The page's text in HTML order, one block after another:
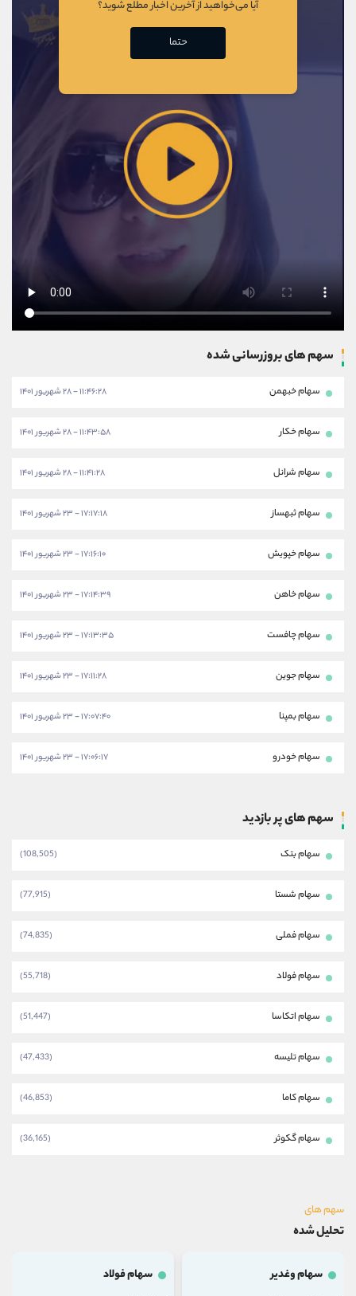
سهم های بروزرسانی شده
سهام خبهمن ۱۱:۴۶:۲۸ - ۲۸ شهریور ۱۴۰۱
سهام خکار ۱۱:۴۳:۵۸ - ۲۸ شهریور ۱۴۰۱
سهام شرانل ۱۱:۴۱:۲۸ - ۲۸ شهریور ۱۴۰۱
سهام ثبهساز ۱۷:۱۷:۱۸ - ۲۳ شهریور ۱۴۰۱
سهام خپویش ۱۷:۱۶:۱۰ - ۲۳ شهریور ۱۴۰۱
سهام خاهن ۱۷:۱۴:۳۹ - ۲۳ شهریور ۱۴۰۱
سهام چافست ۱۷:۱۳:۳۵ - ۲۳ شهریور ۱۴۰۱
سهام جوین ۱۷:۱۱:۲۸ - ۲۳ شهریور ۱۴۰۱
سهام بمپنا ۱۷:۰۷:۴۰ - ۲۳ شهریور ۱۴۰۱
سهام خودرو ۱۷:۰۶:۱۷ - ۲۳ شهریور ۱۴۰۱
سهم های پر بازدید
سهام بتک (108,505)
سهام شستا (77,915)
سهام فملی (74,835)
سهام فولاد (55,718)
سهام اتکاسا (51,447)
سهام تلیسه (47,433)
سهام کاما (46,853)
سهام گکوثر (36,165)
سهم های
تحلیل شده
سهام وغدیر سهام فولاد
آیا می‌خواهید از آخرین اخبار مطلع شوید؟
حتما